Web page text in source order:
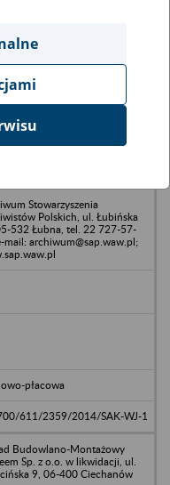
Reuther Sp. z o.o. w
Stowarzyszenia
Polskich, ul. Łubińska
532 Łubna, tel. 22 727-57-
mail: archiwum@sap.waw.pl;
płacowa
611/2359/2014/SAK-WJ-1
Budowlano-Montażowy
Sp. z o.o. w likwidacji, ul.
9, 06-400 Ciechanów